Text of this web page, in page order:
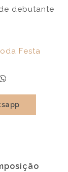
debutante
Festa